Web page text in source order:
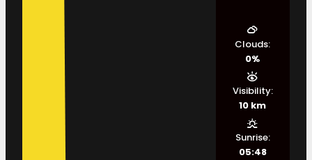
Clouds:
0%
Visibility:
10 km
Sunrise:
05:48